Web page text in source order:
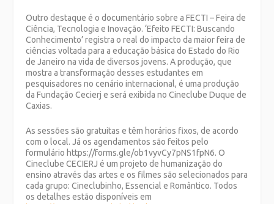
Outro destaque é o documentário sobre a FECTI – Feira de
Ciência, Tecnologia e Inovação. ‘Efeito FECTI: Buscando
Conhecimento’ registra o real do impacto da maior feira de
ciências voltada para a educação básica do Estado do Rio
de Janeiro na vida de diversos jovens. A produção, que
mostra a transformação desses estudantes em
pesquisadores no cenário internacional, é uma produção
da Fundação Cecierj e será exibida no Cineclube Duque de
Caxias.
As sessões são gratuitas e têm horários fixos, de acordo
com o local. Já os agendamentos são feitos pelo
formulário https://forms.gle/ob1vyvCy7pNS1fpN6. O
Cineclube CECIERJ é um projeto de humanização do
ensino através das artes e os filmes são selecionados para
cada grupo: Cineclubinho, Essencial e Romântico. Todos
os detalhes estão disponíveis em